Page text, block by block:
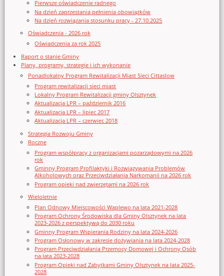
Pierwsze oświadczenie radnego
Na dzień zaprzestania pełnienia obowiązków
Na dzień rozwiązania stosunku pracy - 27.10.2025
Oświadczenia - 2026 rok
Oświadczenia za rok 2025
Raport o stanie Gminy
Plany, programy, strategie i ich wykonanie
Ponadlokalny Program Rewitalizacji Miast Sieci Cittaslow
Program rewitalizacji sieci miast
Lokalny Program Rewitalizacji gminy Olsztynek
Aktualizacja LPR – październik 2016
Aktualizacja LPR – lipiec 2017
Aktualizacja LPR – czerwiec 2018
Strategia Rozwoju Gminy
Roczne
Program współpracy z organizacjami pozarządowymi na 2026
rok
Gminny Program Profilaktyki i Rozwiązywania Problemów
Alkoholowych oraz Przeciwdziałania Narkomanii na 2026 rok
Program opieki nad zwierzętami na 2026 rok
Wieloletnie
Plan Odnowy Miejscowości Waplewo na lata 2021-2028
Program Ochrony Środowiska dla Gminy Olsztynek na lata
2023-2026 z perspektywą do 2030 roku
Gminny Program Wspierania Rodziny na lata 2024-2026
Program Osłonowy w zakresie dożywiania na lata 2024-2028
Program Przeciwdziałania Przemocy Domowej i Ochrony Osób
na lata 2023-2028
Program Opieki nad Zabytkami Gminy Olsztynek na lata 2025-
2028